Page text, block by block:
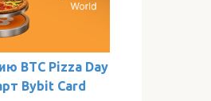
BTC Pizza Day
Bybit Card